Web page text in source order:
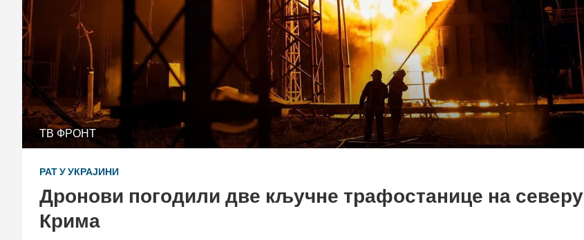
ТВ ФРОНТ
РАТ У УКРАЈИНИ
Дронови погодили две кључне трафостанице на северу
Крима